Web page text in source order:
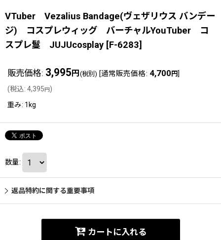
VTuber Vezalius Bandage(ヴェザリウス バンデー
ジ) コスプレウィッグ バーチャルYouTuber コ
スプレ鬘 JUJUcosplay [F-6283]
販売価格: 3,995 円 (税別) [通常販売価格: 4,700 円]
(税込: 4,395円)
重み: 1kg
数量:
返品特約に関する重要事項
カートに入れる